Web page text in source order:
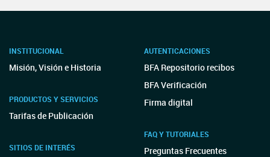
INSTITUCIONAL
Misión, Visión e Historia
PRODUCTOS Y SERVICIOS
Tarifas de Publicación
SITIOS DE INTERÉS
AUTENTICACIONES
BFA Repositorio recibos
BFA Verificación
Firma digital
FAQ Y TUTORIALES
Preguntas Frecuentes